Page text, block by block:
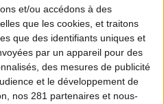
et/ou accédons à des
que les cookies, et traitons
que des identifiants uniques et
par un appareil pour des
des mesures de publicité
et le développement de
nos 281 partenaires et nous-